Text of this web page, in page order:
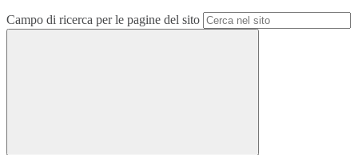
Campo di ricerca per le pagine del sito